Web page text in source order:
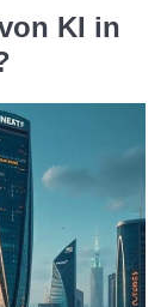
KI in